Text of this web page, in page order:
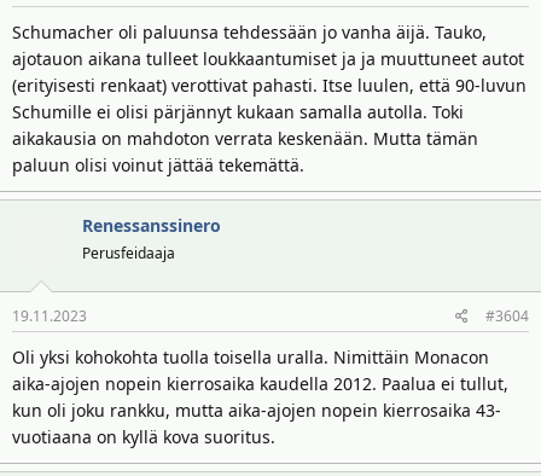
Schumacher oli paluunsa tehdessään jo vanha äijä. Tauko,
ajotauon aikana tulleet loukkaantumiset ja ja muuttuneet autot
(erityisesti renkaat) verottivat pahasti. Itse luulen, että 90-luvun
Schumille ei olisi pärjännyt kukaan samalla autolla. Toki
aikakausia on mahdoton verrata keskenään. Mutta tämän
paluun olisi voinut jättää tekemättä.
Renessanssinero
Perusfeidaaja
19.11.2023 #3604
Oli yksi kohokohta tuolla toisella uralla. Nimittäin Monacon
aika-ajojen nopein kierrosaika kaudella 2012. Paalua ei tullut,
kun oli joku rankku, mutta aika-ajojen nopein kierrosaika 43-
vuotiaana on kyllä kova suoritus.